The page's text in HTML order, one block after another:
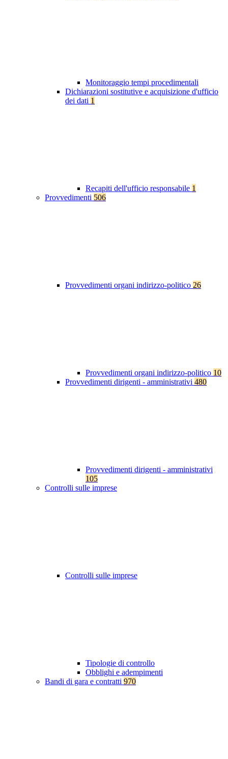
Monitoraggio tempi procedimentali
Dichiarazioni sostitutive e acquisizione d'ufficio
dei dati 1
Recapiti dell'ufficio responsabile 1
Provvedimenti 506
Provvedimenti organi indirizzo-politico 26
Provvedimenti organi indirizzo-politico 10
Provvedimenti dirigenti - amministrativi 480
Provvedimenti dirigenti - amministrativi
105
Controlli sulle imprese
Controlli sulle imprese
Tipologie di controllo
Obblighi e adempimenti
Bandi di gara e contratti 970